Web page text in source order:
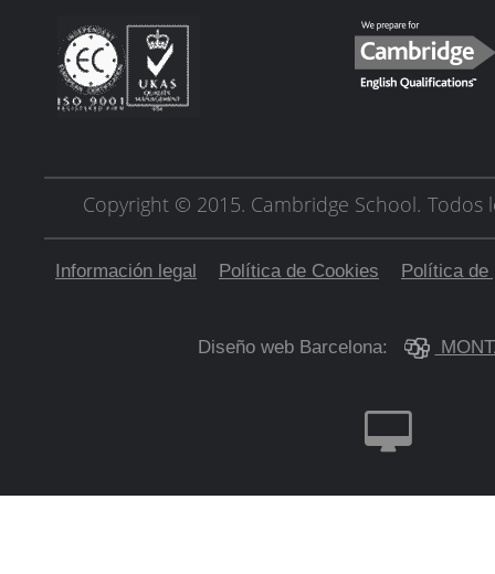
Copyright © 2015. Cambridge School. Todos
Información legal Política de Cookies Política de
Diseño web Barcelona: